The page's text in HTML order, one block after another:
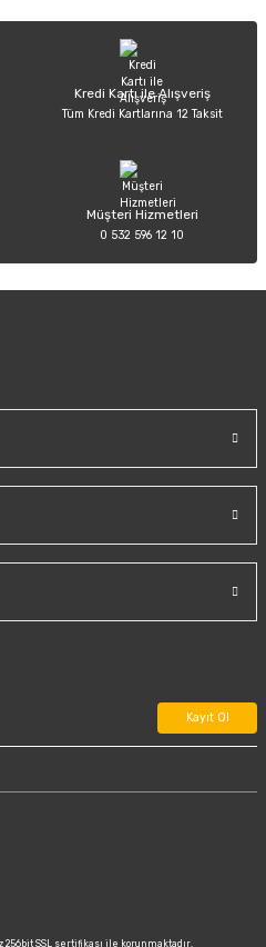
bulunuyor.
pahalı.
siz yapın!
Kredi Kartı ile Alışveriş
Tüm Kredi Kartlarına 12 Taksit
Müşteri Hizmetleri
0 532 596 12 10
Kayıt Ol
SSL sertifikası ile korunmaktadır.